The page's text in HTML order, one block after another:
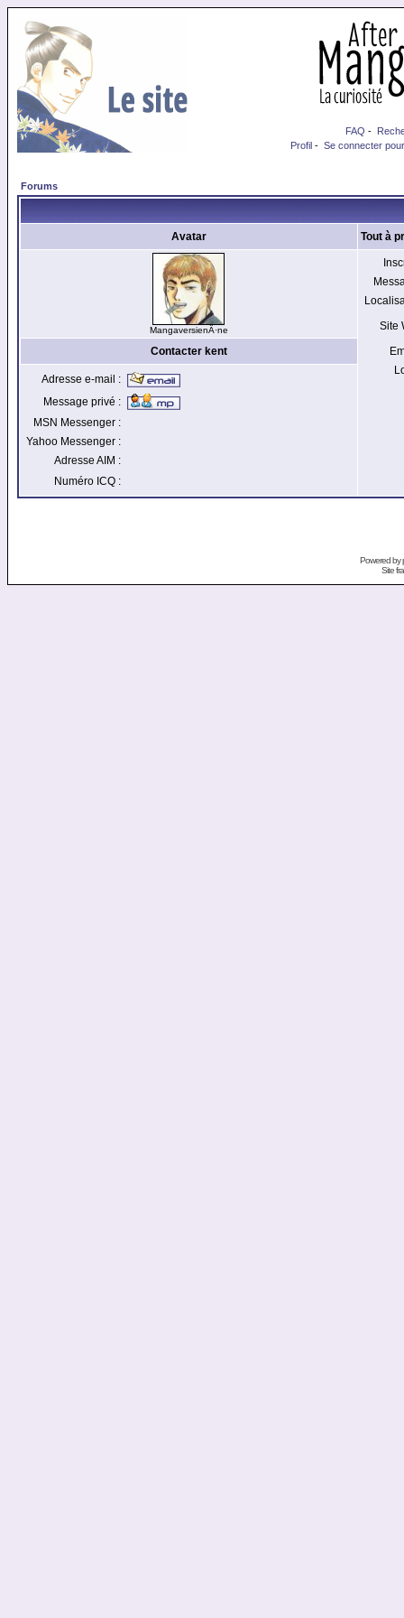
FAQ -
Profil - Se connecter
Forums
Avatar Tout à
MangaversienÂ·ne
Site
Contacter kent
Adresse e-mail :
Message privé :
MSN Messenger :
Yahoo Messenger :
Adresse AIM :
Numéro ICQ :
Powered by
Site